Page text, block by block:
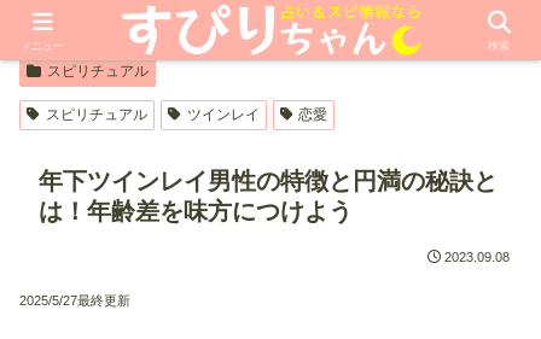
【PR】本ページはプロモーションが含まれています
スピリチュアル
スピリチュアル ツインレイ 恋愛
年下ツインレイ男性の特徴と円満の秘訣と
は！年齢差を味方につけよう
2023.09.08
2025/5/27最終更新
メニュー 検索